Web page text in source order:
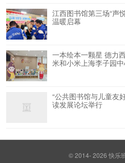
江西图书馆第三场“声
温暖启幕
一本绘本一颗星 德力
米和小米上海李子园
“公共图书馆与儿童友
读发展论坛举行
© 2014- 2026 快乐